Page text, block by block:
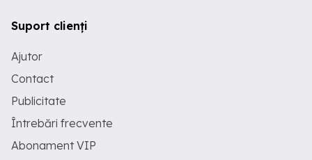
Suport clienți
Ajutor
Contact
Publicitate
Întrebări frecvente
Abonament VIP